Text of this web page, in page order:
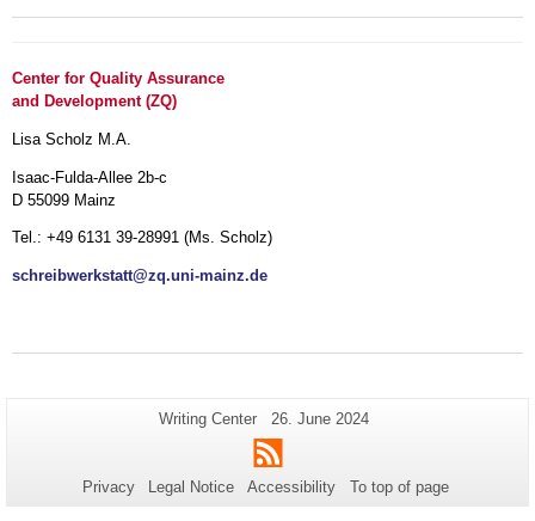
Center for Quality Assurance
and Development (ZQ)
Lisa Scholz M.A.
Isaac-Fulda-Allee 2b-c
D 55099 Mainz
Tel.: +49 6131 39-28991 (Ms. Scholz)
schreibwerkstatt@zq.uni-mainz.de
Additional
information
about
this
Page-
Writing Center
Last
Update:
26. June 2024
RSS
Privacy Legal Notice Accessibility To top of page